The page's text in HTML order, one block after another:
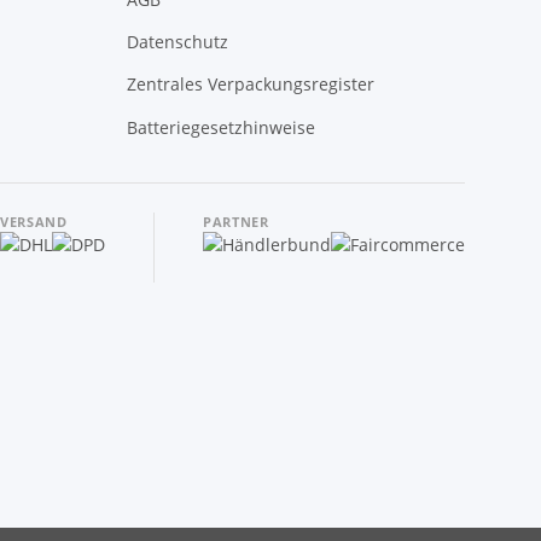
Datenschutz
Zentrales Verpackungsregister
Batteriegesetzhinweise
VERSAND PARTNER